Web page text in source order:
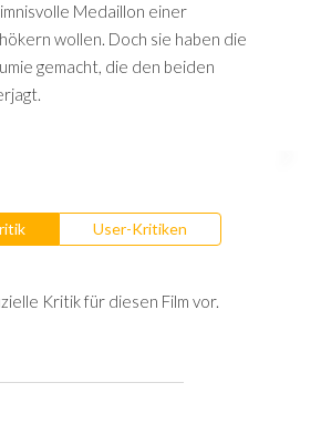
Medaillon einer
wollen. Doch sie haben die
gemacht, die den beiden
User-Kritiken
Kritik für diesen Film vor.